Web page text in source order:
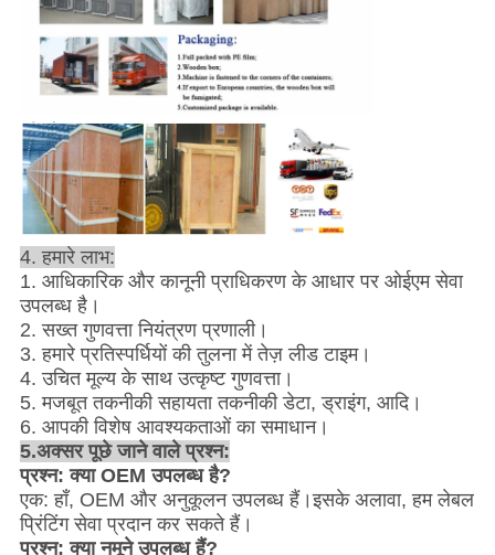
4. हमारे लाभ:
1. आधिकारिक और कानूनी प्राधिकरण के आधार पर ओईएम सेवा
उपलब्ध है।
2. सख्त गुणवत्ता नियंत्रण प्रणाली।
3. हमारे प्रतिस्पर्धियों की तुलना में तेज़ लीड टाइम।
4. उचित मूल्य के साथ उत्कृष्ट गुणवत्ता।
5. मजबूत तकनीकी सहायता तकनीकी डेटा, ड्राइंग, आदि।
6. आपकी विशेष आवश्यकताओं का समाधान।
5.अक्सर पूछे जाने वाले प्रश्न:
प्रश्न: क्या OEM उपलब्ध है?
एक: हाँ, OEM और अनुकूलन उपलब्ध हैं।इसके अलावा, हम लेबल
प्रिंटिंग सेवा प्रदान कर सकते हैं।
प्रश्न: क्या नमूने उपलब्ध हैं?